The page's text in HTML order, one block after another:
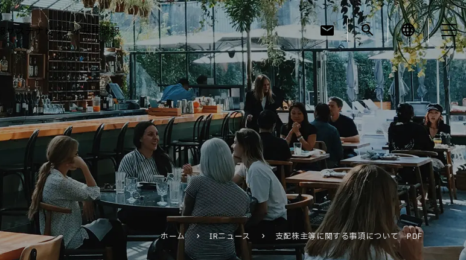
サステナビリティ採用情報 mail search language
運営ホテル
IR・投資家情報
IRニュース
IRカレンダー
IRライブラリ
株式情報
財務・業績情報
IRイベント
お知らせ
お役立ちコラム
採用情報
お問い合わせ
ホーム IRニュース 支配株主等に関する事項について PDF